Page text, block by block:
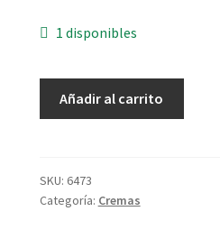
1 disponibles
Y
Jabuticaba
Añadir al carrito
SKU: 6473
Categoría: Cremas